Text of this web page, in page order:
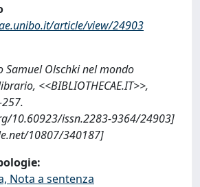
article/view/24903
Samuel Olschki nel mondo
<<BIBLIOTHECAE.IT>>,
10.60923/issn.2283-9364/24903]
10807/340187]
Nota a sentenza